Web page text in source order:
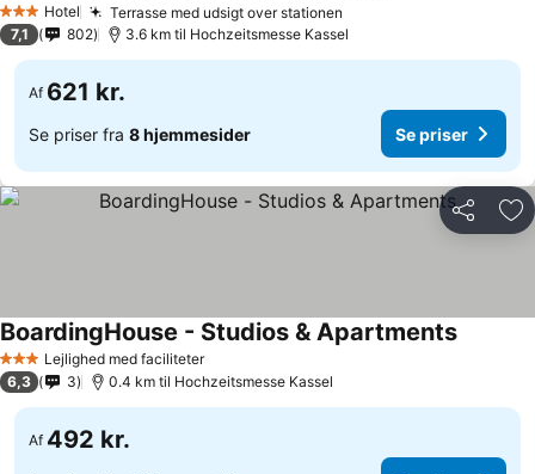
3 StjernerHotel Terrasse med udsigt over stationen
7,1 802 3.6 km til Hochzeitsmesse Kassel
Af 621 kr.
Se priser fra 8 hjemmesider Se priser
Del
3 StjernerLejlighed med faciliteter
BoardingHouse - Studios & Apartments
6,3 3 0.4 km til Hochzeitsmesse Kassel
Af 492 kr.